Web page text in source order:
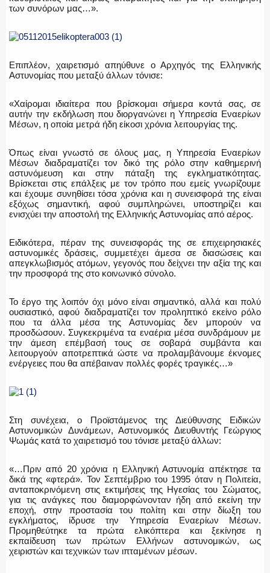
των συνόρων μας…».
Επιπλέον, χαιρετισμό απηύθυνε ο Αρχηγός της Ελληνικής
Αστυνομίας που μεταξύ άλλων τόνισε:
«Χαίρομαι ιδιαίτερα που βρίσκομαι σήμερα κοντά σας, σε
αυτήν την εκδήλωση που διοργανώνει η Υπηρεσία Εναερίων
Μέσων, η οποία μετρά ήδη είκοσι χρόνια λειτουργίας της.
Όπως είναι γνωστό σε όλους μας, η Υπηρεσία Εναερίων
Μέσων διαδραματίζει τον δικό της ρόλο στην καθημερινή
αστυνόμευση και στην πάταξη της εγκληματικότητας.
Βρίσκεται στις επάλξεις με τον τρόπο που εμείς γνωρίζουμε
και έχουμε συνηθίσει τόσα χρόνια και η συνεισφορά της είναι
εξόχως σημαντική, αφού συμπληρώνει, υποστηρίζει και
ενισχύει την αποστολή της Ελληνικής Αστυνομίας από αέρος.
Ειδικότερα, πέραν της συνεισφοράς της σε επιχειρησιακές
αστυνομικές δράσεις, συμμετέχει άμεσα σε διασώσεις και
απεγκλωβισμός ατόμων, γεγονός που δείχνει την αξία της και
την προσφορά της στο κοινωνικό σύνολο.
Το έργο της λοιπόν όχι μόνο είναι σημαντικό, αλλά και πολύ
ουσιαστικό, αφού διαδραματίζει τον προληπτικό εκείνο ρόλο
που τα άλλα μέσα της Αστυνομίας δεν μπορούν να
προσδώσουν. Συγκεκριμένα τα εναέρια μέσα συνδράμουν με
την άμεση επέμβασή τους σε σοβαρά συμβάντα και
λειτουργούν αποτρεπτικά ώστε να προλαμβάνουμε έκνομες
ενέργειες που θα απέβαιναν πολλές φορές τραγικές…»
Στη συνέχεια, ο Προϊστάμενος της Διεύθυνσης Ειδικών
Αστυνομικών Δυνάμεων, Αστυνομικός Διευθυντής Γεώργιος
Ψωμάς κατά το χαιρετισμό του τόνισε μεταξύ άλλων:
«…Πριν από 20 χρόνια η Ελληνική Αστυνομία απέκτησε τα
δικά της «φτερά». Τον Σεπτέμβριο του 1995 όταν η Πολιτεία,
ανταποκρινόμενη στις εκτιμήσεις της Ηγεσίας του Σώματος,
για τις ανάγκες που διαμορφώνονταν ήδη από εκείνη την
εποχή, στην προστασία του πολίτη και στην δίωξη του
εγκλήματος, ίδρυσε την Υπηρεσία Εναερίων Μέσων.
Προμηθεύτηκε τα πρώτα ελικόπτερα και ξεκίνησε η
εκπαίδευση των πρώτων Ελλήνων αστυνομικών, ως
χειριστών και τεχνικών των ιπταμένων μέσων.